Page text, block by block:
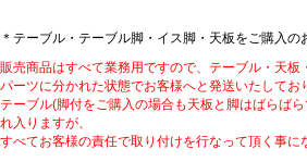
＊テーブル・テーブル脚・イス脚・天板をご購入の
販売商品はすべて業務用ですので、テーブル・天板
パーツに分かれた状態でお客様へと発送いたしてお
テーブル(脚付をご購入の場合も天板と脚はばらば
れ入りますが、
すべてお客様の責任で取り付けを行なって頂く事に